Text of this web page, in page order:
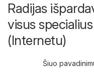
Radijas
visus
(Internetu)
Šiuo